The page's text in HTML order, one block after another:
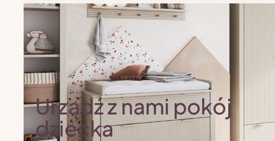
Urządź z nami pokój
dziecka